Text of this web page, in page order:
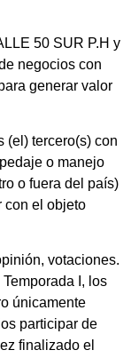
50 SUR P.H y
negocios con
generar valor
(el) tercero(s) con
o manejo
o fuera del país)
con el objeto
votaciones.
I, los
únicamente
participar de
finalizado el